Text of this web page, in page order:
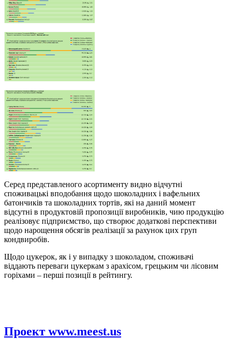
Серед представленого асортименту видно відчутні
споживацькі вподобання щодо шоколадних і вафельних
батончиків та шоколадних тортів, які на даний момент
відсутні в продуктовій пропозиції виробників, чию продукцію
реалізовує підприємство, що створює додаткові перспективи
щодо нарощення обсягів реалізації за рахунок цих груп
кондвиробів.
Щодо цукерок, як і у випадку з шоколадом, споживачі
віддають переваги цукеркам з арахісом, грецьким чи лісовим
горіхами – перші позиції в рейтингу.
Проект www.meest.us